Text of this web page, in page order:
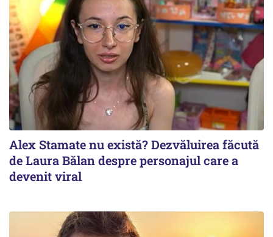
Alex Stamate nu există? Dezvăluirea făcută
de Laura Bălan despre personajul care a
devenit viral